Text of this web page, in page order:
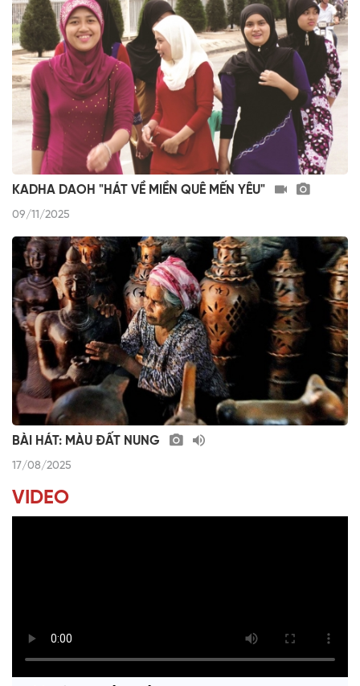
KADHA DAOH "HÁT VỀ MIỀN QUÊ MẾN YÊU"
09/11/2025
BÀI HÁT: MÀU ĐẤT NUNG
17/08/2025
VIDEO